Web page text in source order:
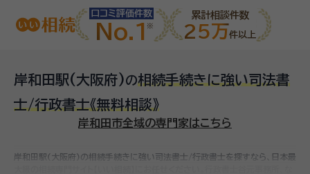
口コミ評価件数
No.1
累計相談件数
25万件以上
岸和田駅(大阪府)の相続手続きに強い司法書
士/行政書士《無料相談》
岸和田市全域の専門家はこちら
岸和田駅(大阪府)の相続手続きに強い司法書士/行政書士を探すなら、日本最